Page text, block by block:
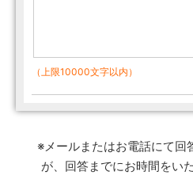
（上限10000文字以内）
※メールまたはお電話にて回
が、回答までにお時間をい